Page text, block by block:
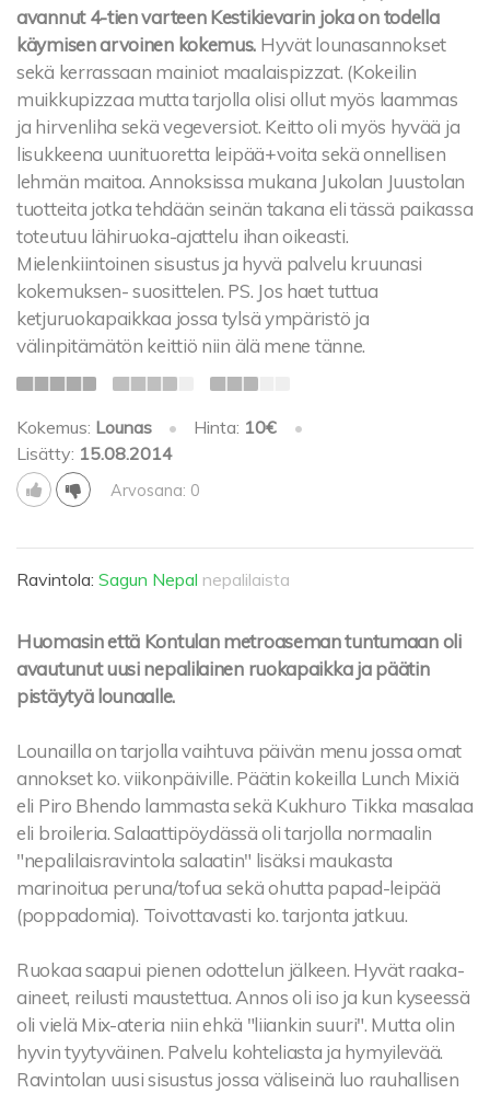
avannut 4-tien varteen Kestikievarin joka on todella
käymisen arvoinen kokemus. Hyvät lounasannokset
sekä kerrassaan mainiot maalaispizzat. (Kokeilin
muikkupizzaa mutta tarjolla olisi ollut myös laammas
ja hirvenliha sekä vegeversiot. Keitto oli myös hyvää ja
lisukkeena uunituoretta leipää+voita sekä onnellisen
lehmän maitoa. Annoksissa mukana Jukolan Juustolan
tuotteita jotka tehdään seinän takana eli tässä paikassa
toteutuu lähiruoka-ajattelu ihan oikeasti.
Mielenkiintoinen sisustus ja hyvä palvelu kruunasi
kokemuksen- suosittelen. PS. Jos haet tuttua
ketjuruokapaikkaa jossa tylsä ympäristö ja
välinpitämätön keittiö niin älä mene tänne.
Kokemus: Lounas • Hinta: 10€
•
Lisätty: 15.08.2014
Arvosana: 0
Ravintola: Sagun Nepal nepalilaista
Huomasin että Kontulan metroaseman tuntumaan oli
avautunut uusi nepalilainen ruokapaikka ja päätin
pistäytyä lounaalle.
Lounailla on tarjolla vaihtuva päivän menu jossa omat
annokset ko. viikonpäiville. Päätin kokeilla Lunch Mixiä
eli Piro Bhendo lammasta sekä Kukhuro Tikka masalaa
eli broileria. Salaattipöydässä oli tarjolla normaalin
"nepalilaisravintola salaatin" lisäksi maukasta
marinoitua peruna/tofua sekä ohutta papad-leipää
(poppadomia). Toivottavasti ko. tarjonta jatkuu.
Ruokaa saapui pienen odottelun jälkeen. Hyvät raaka-
aineet, reilusti maustettua. Annos oli iso ja kun kyseessä
oli vielä Mix-ateria niin ehkä "liiankin suuri". Mutta olin
hyvin tyytyväinen. Palvelu kohteliasta ja hymyilevää.
Ravintolan uusi sisustus jossa väliseinä luo rauhallisen